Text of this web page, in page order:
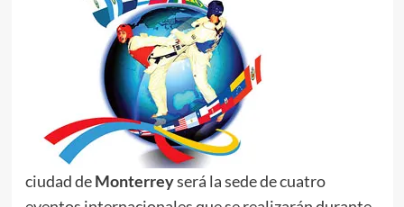
ciudad deMonterreyserá la sede de cuatro